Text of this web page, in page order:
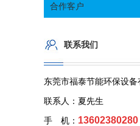
合作客户
联系我们
东莞市福泰节能环保设备
联系人：夏先生
手 机： 13602380280